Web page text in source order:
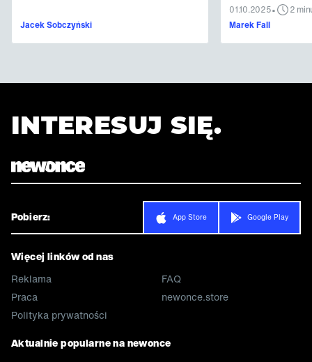
Jacek Sobczyński
01.10.2025•
2
Marek Fall
INTERESUJ SIĘ.
Pobierz: App Store Google Play
Więcej linków od nas
Reklama
Praca
Polityka prywatności
FAQ
newonce.store
Aktualnie popularne na newonce